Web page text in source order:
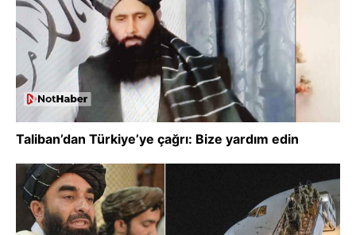
Taliban’dan Türkiye’ye çağrı: Bize yardım edin